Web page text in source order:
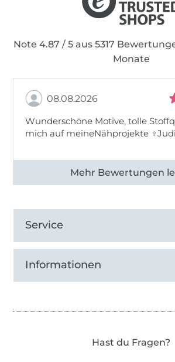
Note 4.87 / 5 aus 5317
Monate
08.08.2026
Wunderschöne Motive, tolle
mich auf meineNähprojekte
Alle 82990 Bewertungen
Service
Informationen
Hast du Fragen?